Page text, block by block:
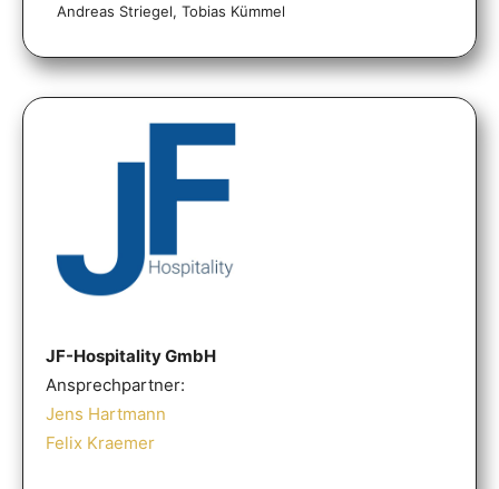
Andreas Striegel, Tobias Kümmel
JF-Hospitality GmbH
Ansprechpartner:
Jens Hartmann
Felix Kraemer